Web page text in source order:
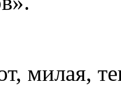
милaя,